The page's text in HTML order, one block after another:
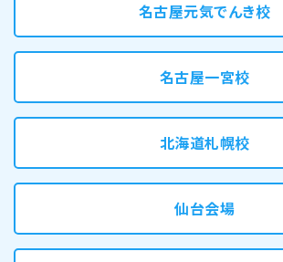
名古屋元気でんき校
名古屋一宮校
北海道札幌校
仙台会場